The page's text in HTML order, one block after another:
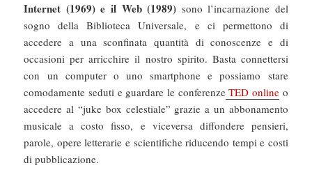
Internet (1969) e il Web (1989) sono l’incarnazione del
sogno della Biblioteca Universale, e ci permettono di
accedere a una sconfinata quantità di conoscenze e di
occasioni per arricchire il nostro spirito. Basta connettersi
con un computer o uno smartphone e possiamo stare
comodamente seduti e guardare le conferenzeTED onlineo
accedere al “juke box celestiale” grazie a un abbonamento
musicale a costo fisso, e viceversa diffondere pensieri,
parole, opere letterarie e scientifiche riducendo tempi e costi
di pubblicazione.